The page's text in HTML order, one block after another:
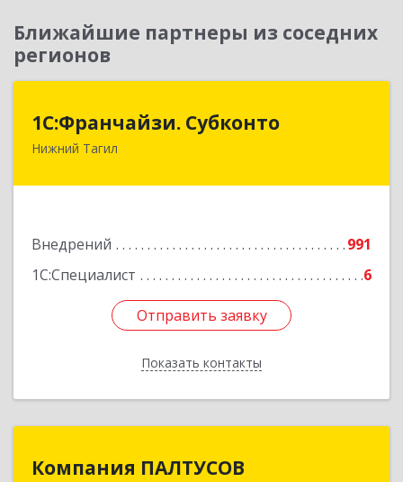
Ближайшие партнеры из соседних
регионов
1С:Франчайзи. Субконто
Нижний Тагил
Внедрений
991
1С:Специалист
6
Отправить заявку
Показать контакты
1С:Франчайзи. Субконто
622034, Свердловская обл, Нижний Тагил г,
Отправить заявку
Назад
Компания ПАЛТУСОВ